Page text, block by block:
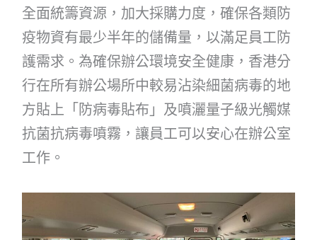
全面統籌資源，加大採購力度，確保各類防
疫物資有最少半年的儲備量，以滿足員工防
護需求。為確保辦公環境安全健康，香港分
行在所有辦公場所中較易沾染細菌病毒的地
方貼上「防病毒貼布」及噴灑量子級光觸媒
抗菌抗病毒噴霧，讓員工可以安心在辦公室
工作。